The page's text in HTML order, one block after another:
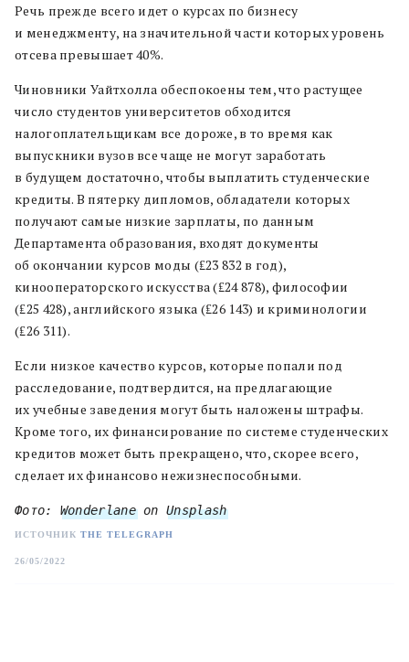
Речь прежде всего идет о курсах по бизнесу
и менеджменту, на значительной части которых уровень
отсева превышает 40%.
Чиновники Уайтхолла обеспокоены тем, что растущее
число студентов университетов обходится
налогоплательщикам все дороже, в то время как
выпускники вузов все чаще не могут заработать
в будущем достаточно, чтобы выплатить студенческие
кредиты. В пятерку дипломов, обладатели которых
получают самые низкие зарплаты, по данным
Департамента образования, входят документы
об окончании курсов моды (₤23 832 в год),
кинооператорского искусства (₤24 878), философии
(₤25 428), английского языка (₤26 143) и криминологии
(₤26 311).
Если низкое качество курсов, которые попали под
расследование, подтвердится, на предлагающие
их учебные заведения могут быть наложены штрафы.
Кроме того, их финансирование по системе студенческих
кредитов может быть прекращено, что, скорее всего,
сделает их финансово нежизнеспособными.
Фото: Wonderlane on Unsplash
ИСТОЧНИК THE TELEGRAPH
26/05/2022